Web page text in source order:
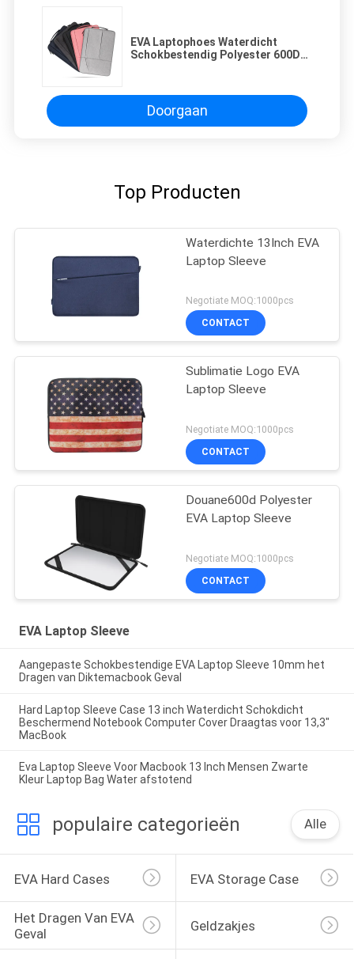
EVA Laptophoes Waterdicht
Schokbestendig Polyester 600D
MacBook Air 13 Inch
Doorgaan
Top Producten
Waterdichte 13Inch EVA
Laptop Sleeve
Negotiate MOQ:1000pcs
CONTACT
Sublimatie Logo EVA
Laptop Sleeve
Negotiate MOQ:1000pcs
CONTACT
Douane600d Polyester
EVA Laptop Sleeve
Negotiate MOQ:1000pcs
CONTACT
EVA Laptop Sleeve
Aangepaste Schokbestendige EVA Laptop Sleeve 10mm het
Dragen van Diktemacbook Geval
Hard Laptop Sleeve Case 13 inch Waterdicht Schokdicht
Beschermend Notebook Computer Cover Draagtas voor 13,3"
MacBook
Eva Laptop Sleeve Voor Macbook 13 Inch Mensen Zwarte
Kleur Laptop Bag Water afstotend
populaire categorieën Alle
EVA Hard Cases EVA Storage Case
Het Dragen Van EVA
Geval
Geldzakjes